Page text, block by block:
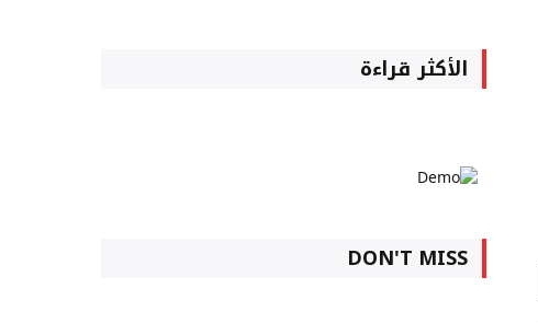
الأكثر قراءة
DON'T MISS